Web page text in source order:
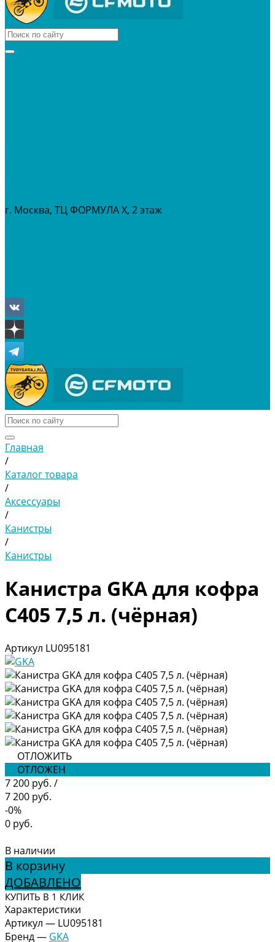
г. Москва, ТЦ ФОРМУЛА Х, 2 этаж
Главная
/
Каталог товара
/
Аксессуары
/
Канистры
/
Канистры
Канистра GKA для кофра
С405 7,5 л. (чёрная)
Артикул LU095181
ОТЛОЖИТЬ
ОТЛОЖЕН
7 200 руб. /
7 200 руб.
-0%
0 руб.
В наличии
В корзину
ДОБАВЛЕНО
КУПИТЬ В 1 КЛИК
Характеристики
Артикул — LU095181
Бренд— GKA